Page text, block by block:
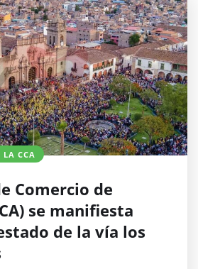
LA CCA
Comercio de
se manifiesta
de la vía los